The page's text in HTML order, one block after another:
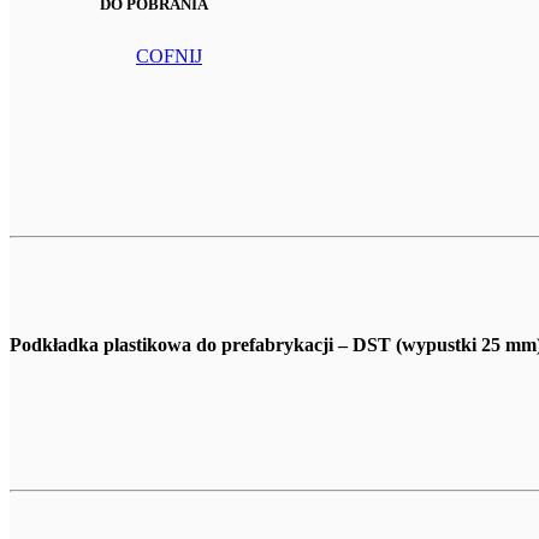
DO POBRANIA
COFNIJ
Podkładka plastikowa do prefabrykacji – DST (wypustki 25